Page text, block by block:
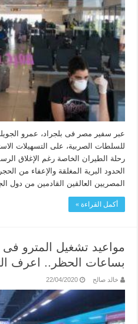
عبر سفير مصر فى بلجراد، عمرو
للسلطات الصربية، على التسهيلات
رحلة الطيران الخاصة رغم الإغلاق
الحدود البرية المغلقة والإعفاء من
المصريين العالقين القادمين من دول
أكمل القراءة »
مواعيد تشغيل المترو
بساعات الحظر.. اعرف
خالد صالح 22/04/2020